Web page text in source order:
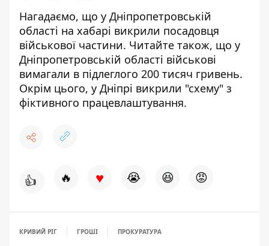
Нагадаємо, що у Дніпропетровській
області на хабарі викрили посадовця
військової частини. Читайте також, що у
Дніпропетровській області військові
вимагали в підлеглого 200 тисяч гривень.
Окрім цього, у Дніпрі викрили "схему" з
фіктивного працевлаштування.
👍 🔥 ♥ 😭 😆 😡
КРИВИЙ РІГ ГРОШІ ПРОКУРАТУРА